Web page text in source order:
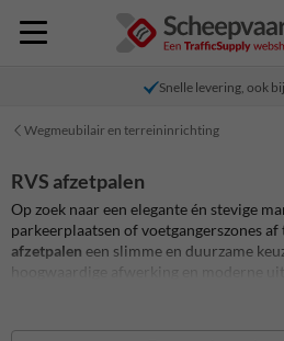
Snelle levering, ook
Wegmeubilair en terreininrichting
RVS afzetpalen
Op zoek naar een elegante én stevige
parkeerplaatsen of voetgangerszones af
afzetpalen een slimme en duurzame
hoogwaardige afwerking en moderne
zowel klassieke als hedendaagse
bedrijventerreinen tot parkeergarages
vanroestvrij staal (RVS)garandeert